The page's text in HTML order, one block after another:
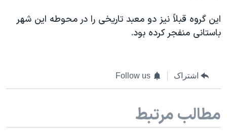
اسرائیل در جنگ
صفحه‌های ویژه
این گروه قبلاً نیز دو معبد تاریخی را در محوطه این شهر
باستانی منفجر کرده بود.
اشتراک Follow us
مطالب مرتبط